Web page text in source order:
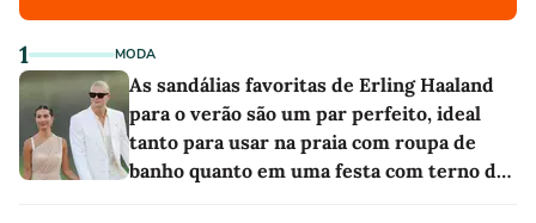
1 MODA
As sandálias favoritas de Erling Haaland
para o verão são um par perfeito, ideal
tanto para usar na praia com roupa de
banho quanto em uma festa com terno de